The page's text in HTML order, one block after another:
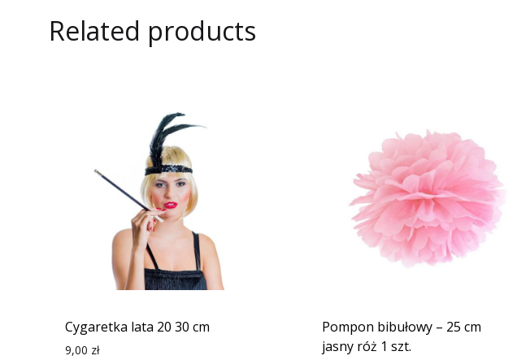
Related products
Cygaretka lata 20 30 cm
9,00 zł
Pompon bibułowy – 25 cm
jasny róż 1 szt.